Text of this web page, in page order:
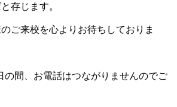
存じます。
ご来校を心よりお待ちしておりま
間、お電話はつながりませんのでご